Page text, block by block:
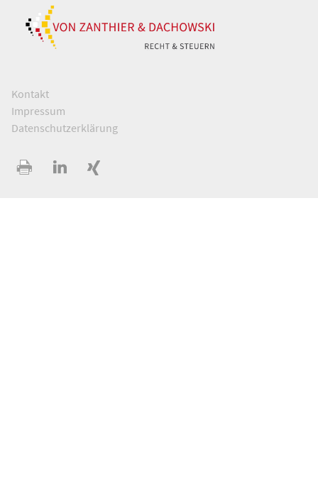
Kontakt
Impressum
Datenschutzerklärung